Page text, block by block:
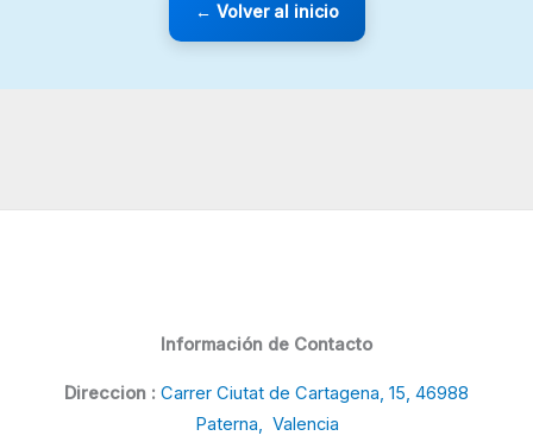
← Volver al inicio
Información de Contacto
Direccion : Carrer Ciutat de Cartagena, 15, 46988
Paterna, Valencia